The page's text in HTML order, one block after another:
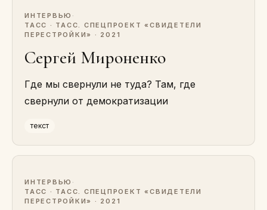
ИНТЕРВЬЮ ·
ТАСС · ТАСС. СПЕЦПРОЕКТ «СВИДЕТЕЛИ
ПЕРЕСТРОЙКИ» · 2021
Сергей Мироненко
Где мы свернули не туда? Там, где
свернули от демократизации
текст
ИНТЕРВЬЮ ·
ТАСС · ТАСС. СПЕЦПРОЕКТ «СВИДЕТЕЛИ
ПЕРЕСТРОЙКИ» · 2021